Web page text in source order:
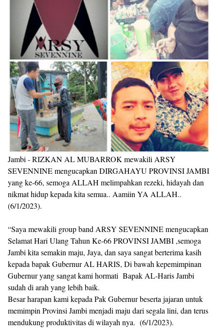
Templates
Jambi - RIZKAN AL MUBARROK mewakili ARSY
SEVENNINE mengucapkan DIRGAHAYU PROVINSI JAMBI
yang ke-66, semoga ALLAH melimpahkan rezeki, hidayah dan
nikmat hidup kepada kita semua.. Aamiin YA ALLAH..
(6/1/2023).
“Saya mewakili group band ARSY SEVENNINE mengucapkan
Selamat Hari Ulang Tahun Ke-66 PROVINSI JAMBI ,semoga
Jambi kita semakin maju, Jaya, dan saya sangat berterima kasih
kepada bapak Gubernur AL HARIS, Di bawah kepemimpinan
Gubernur yang sangat kami hormati Bapak AL-Haris Jambi
sudah di arah yang lebih baik.
Besar harapan kami kepada Pak Gubernur beserta jajaran untuk
memimpin Provinsi Jambi menjadi maju dari segala lini, dan terus
mendukung produktivitas di wilayah nya. (6/1/2023).